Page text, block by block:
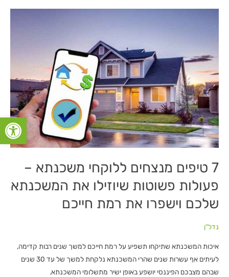
פתח
7 טיפים מנצחים ללוקחי משכנתא –
פעולות פשוטות שיוזילו את המשכנתא
שלכם וישפרו את רמת חייכם
נדל"ן
איכות המשכנתא שתיקחו תשפיע על רמת חייכם למשך שנים רבות קדימה,
לעיתים אף עשרות שנים שהרי המשכנתא נלקחת למשך של עד 30 שנים
שבהם מצבכם הפיננסי יושפע באופן ישיר מתשלומי המשכנתא.
–
פעולות
פשוטות
שיוזילו
את
המשכנתא
וישפרו
את
חייכם